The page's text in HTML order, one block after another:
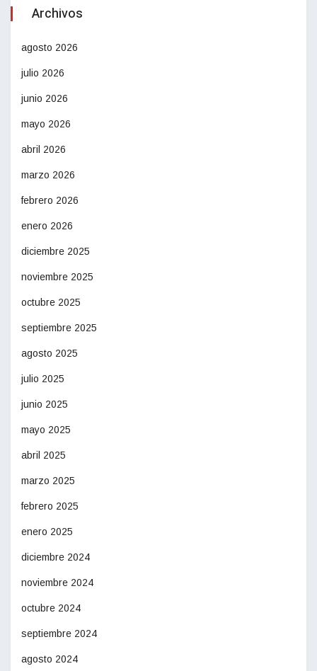
Archivos
agosto 2026
julio 2026
junio 2026
mayo 2026
abril 2026
marzo 2026
febrero 2026
enero 2026
diciembre 2025
noviembre 2025
octubre 2025
septiembre 2025
agosto 2025
julio 2025
junio 2025
mayo 2025
abril 2025
marzo 2025
febrero 2025
enero 2025
diciembre 2024
noviembre 2024
octubre 2024
septiembre 2024
agosto 2024